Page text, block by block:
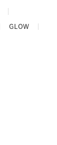
GLOW